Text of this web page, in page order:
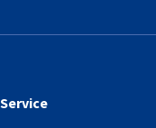
Service